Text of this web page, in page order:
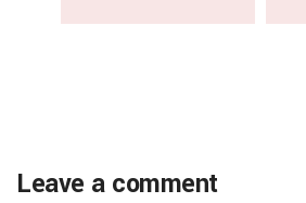
Leave a comment